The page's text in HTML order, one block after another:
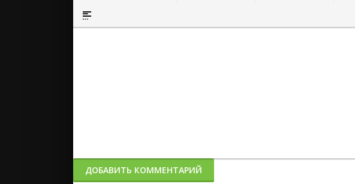
Полужирный
Вставка спойлера
ДОБАВИТЬ КОММЕНТАРИЙ